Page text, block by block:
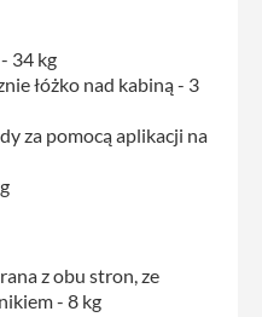
34 kg
łóżko nad kabiną - 3
za pomocą aplikacji na
z obu stron, ze
- 8 kg